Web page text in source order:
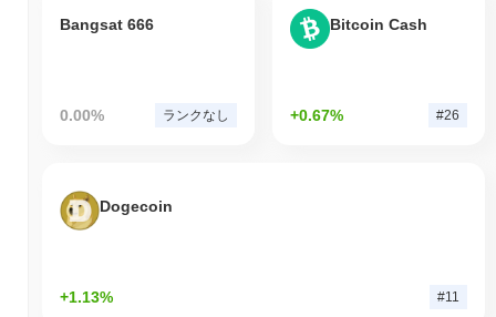
Bangsat 666
0.00% ランクなし
Bitcoin Cash
+0.67% #26
Dogecoin
+1.13% #11